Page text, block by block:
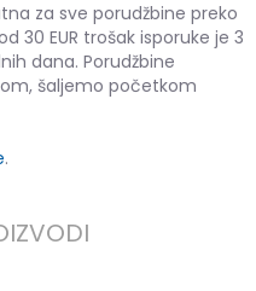
za sve porudžbine preko
30 EUR trošak isporuke je 3
dana. Porudžbine
šaljemo početkom
.